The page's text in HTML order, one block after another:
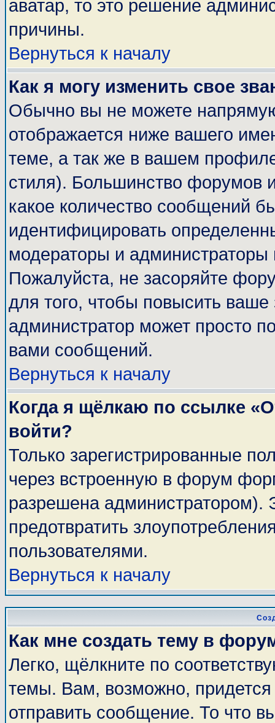
аватар, то это решение
причины.
Вернуться к началу
Как я могу изменить свое
Обычно вы не можете
отображается ниже вашего
теме, а так же в вашем
стиля). Большинство форумов
какое количество сообщений
идентифицировать
модераторы и администраторы
Пожалуйста, не засоряйте
для того, чтобы повысить
администратор может просто
вами сообщений.
Вернуться к началу
Когда я щёлкаю по ссылке
войти?
Только зарегистрированные
через встроенную в форум
разрешена администратором).
предотвратить
пользователями.
Вернуться к началу
Как мне создать тему в
Легко, щёлкните по
темы. Вам, возможно, придется
отправить сообщение. То что